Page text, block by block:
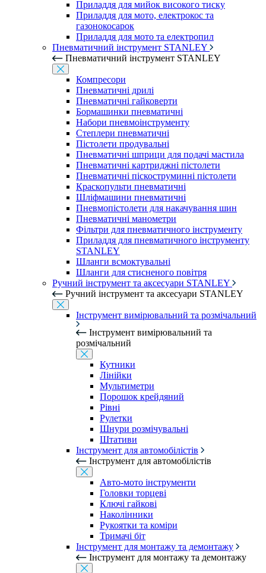
Приладдя для мийок високого тиску
Приладдя для мото, електрокос та
газонокосарок
Приладдя для мото та електропил
Пневматичний інструмент STANLEY
Пневматичний інструмент STANLEY
Компресори
Пневматичні дрилі
Пневматичні гайковерти
Бормашинки пневматичні
Набори пневмоінструменту
Степлери пневматичні
Пістолети продувальні
Пневматичні шприци для подачі мастила
Пневматичні картриджні пістолети
Пневматичні піскоструминні пістолети
Краскопульти пневматичні
Шліфмашини пневматичні
Пневмопістолети для накачування шин
Пневматичні манометри
Фільтри для пневматичного інструменту
Приладдя для пневматичного інструменту
STANLEY
Шланги всмоктувальні
Шланги для стисненого повітря
Ручний інструмент та аксесуари STANLEY
Ручний інструмент та аксесуари STANLEY
Інструмент вимірювальний та розмічальний
Інструмент вимірювальний та
розмічальний
Кутники
Лінійки
Мультиметри
Порошок крейдяний
Рівні
Рулетки
Шнури розмічувальні
Штативи
Інструмент для автомобілістів
Інструмент для автомобілістів
Авто-мото інструменти
Головки торцеві
Ключі гайкові
Наколінники
Рукоятки та коміри
Тримачі біт
Інструмент для монтажу та демонтажу
Інструмент для монтажу та демонтажу